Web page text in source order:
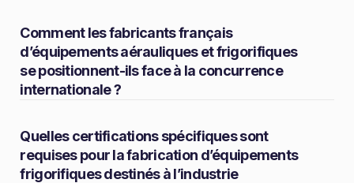
Comment les fabricants français
d’équipements aérauliques et frigorifiques
se positionnent-ils face à la concurrence
internationale ?
Quelles certifications spécifiques sont
requises pour la fabrication d’équipements
frigorifiques destinés à l’industrie